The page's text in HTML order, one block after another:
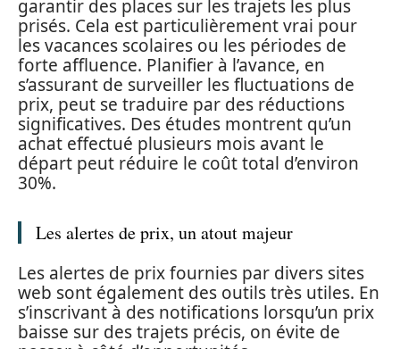
garantir des places sur les trajets les plus
prisés. Cela est particulièrement vrai pour
les vacances scolaires ou les périodes de
forte affluence. Planifier à l’avance, en
s’assurant de surveiller les fluctuations de
prix, peut se traduire par des réductions
significatives. Des études montrent qu’un
achat effectué plusieurs mois avant le
départ peut réduire le coût total d’environ
30%.
Les alertes de prix, un atout majeur
Les alertes de prix fournies par divers sites
web sont également des outils très utiles. En
s’inscrivant à des notifications lorsqu’un prix
baisse sur des trajets précis, on évite de